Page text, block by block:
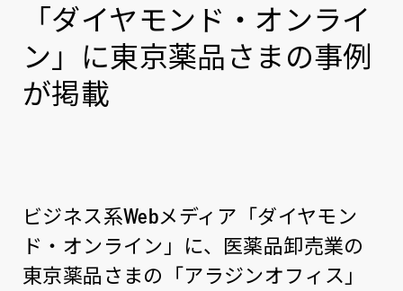
「ダイヤモンド・オンライ
ン」に東京薬品さまの事例
が掲載
ビジネス系Webメディア「ダイヤモン
ド・オンライン」に、医薬品卸売業の
東京薬品さまの「アラジンオフィス」